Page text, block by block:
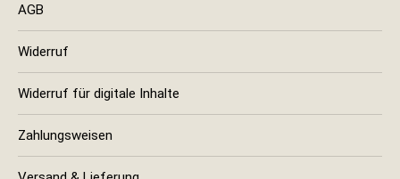
AGB
Widerruf
Widerruf für digitale Inhalte
Zahlungsweisen